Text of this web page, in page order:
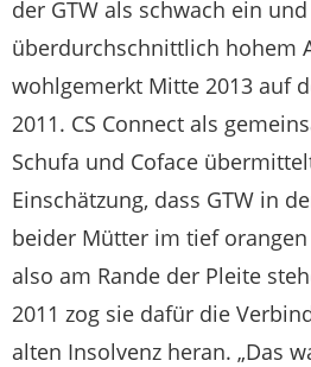
der GTW als schwach ein
überdurchschnittlich hohem
wohlgemerkt Mitte 2013 auf
2011. CS Connect als
Schufa und Coface
Einschätzung, dass GTW in
beider Mütter im tief
also am Rande der Pleite
2011 zog sie dafür die
alten Insolvenz heran. „Das